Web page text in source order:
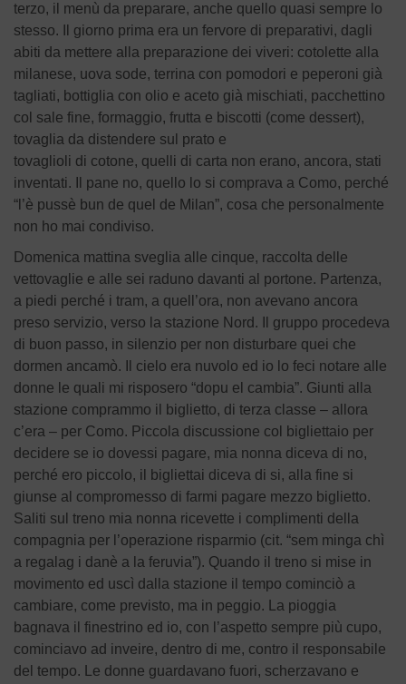
terzo, il menù da preparare, anche quello quasi sempre lo
stesso. Il giorno prima era un fervore di preparativi, dagli
abiti da mettere alla preparazione dei viveri: cotolette alla
milanese, uova sode, terrina con pomodori e peperoni già
tagliati, bottiglia con olio e aceto già mischiati, pacchettino
col sale fine, formaggio, frutta e biscotti (come dessert),
tovaglia da distendere sul prato e
tovaglioli di cotone, quelli di carta non erano, ancora, stati
inventati. Il pane no, quello lo si comprava a Como, perché
“l’è pussè bun de quel de Milan”, cosa che personalmente
non ho mai condiviso.
Domenica mattina sveglia alle cinque, raccolta delle
vettovaglie e alle sei raduno davanti al portone. Partenza,
a piedi perché i tram, a quell’ora, non avevano ancora
preso servizio, verso la stazione Nord. Il gruppo procedeva
di buon passo, in silenzio per non disturbare quei che
dormen ancamò. Il cielo era nuvolo ed io lo feci notare alle
donne le quali mi risposero “dopu el cambia”. Giunti alla
stazione comprammo il biglietto, di terza classe – allora
c’era – per Como. Piccola discussione col bigliettaio per
decidere se io dovessi pagare, mia nonna diceva di no,
perché ero piccolo, il bigliettai diceva di si, alla fine si
giunse al compromesso di farmi pagare mezzo biglietto.
Saliti sul treno mia nonna ricevette i complimenti della
compagnia per l’operazione risparmio (cit. “sem minga chì
a regalag i danè a la feruvia”). Quando il treno si mise in
movimento ed uscì dalla stazione il tempo cominciò a
cambiare, come previsto, ma in peggio. La pioggia
bagnava il finestrino ed io, con l’aspetto sempre più cupo,
cominciavo ad inveire, dentro di me, contro il responsabile
del tempo. Le donne guardavano fuori, scherzavano e